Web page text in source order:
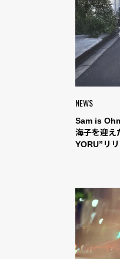
NEWS
Sam is
海子を迎え
YORU”リ